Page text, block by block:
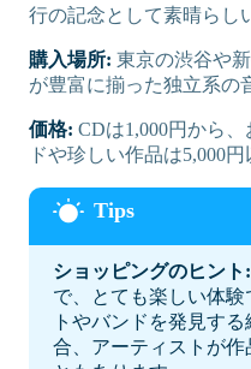
行の記念として素晴らし
購入場所: 東京の渋谷や
が豊富に揃った独立系の
価格: CDは1,000円から
ドや珍しい作品は5,000
ショッピングのヒント:
で、とても楽しい体
トやバンドを発見す
合、アーティストが作